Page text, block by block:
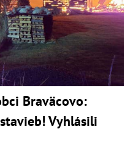
Braväcovo:
Vyhlásili